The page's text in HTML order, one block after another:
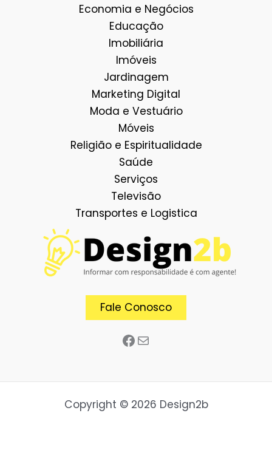
Economia e Negócios
Educação
Imobiliária
Imóveis
Jardinagem
Marketing Digital
Moda e Vestuário
Móveis
Religião e Espiritualidade
Saúde
Serviços
Televisão
Transportes e Logistica
Fale Conosco
Facebook
E-mail
Copyright © 2026 Design2b